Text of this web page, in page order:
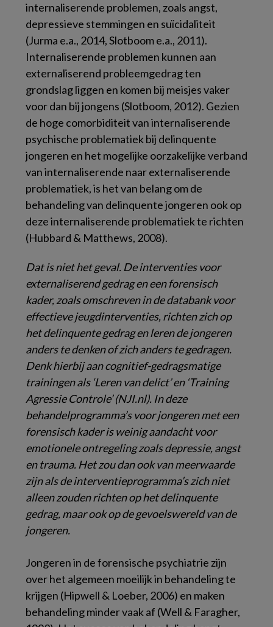
internaliserende problemen, zoals angst,
depressieve stemmingen en suïcidaliteit
(Jurma e.a., 2014, Slotboom e.a., 2011).
Internaliserende problemen kunnen aan
externaliserend probleemgedrag ten
grondslag liggen en komen bij meisjes vaker
voor dan bij jongens (Slotboom, 2012). Gezien
de hoge comorbiditeit van internaliserende
psychische problematiek bij delinquente
jongeren en het mogelijke oorzakelijke verband
van internaliserende naar externaliserende
problematiek, is het van belang om de
behandeling van delinquente jongeren ook op
deze internaliserende problematiek te richten
(Hubbard & Matthews, 2008).
Dat is niet het geval. De interventies voor
externaliserend gedrag en een forensisch
kader, zoals omschreven in de databank voor
effectieve jeugdinterventies, richten zich op
het delinquente gedrag en leren de jongeren
anders te denken of zich anders te gedragen.
Denk hierbij aan cognitief-gedragsmatige
trainingen als ‘Leren van delict’ en ‘Training
Agressie Controle’ (NJI.nl). In deze
behandelprogramma’s voor jongeren met een
forensisch kader is weinig aandacht voor
emotionele ontregeling zoals depressie, angst
en trauma. Het zou dan ook van meerwaarde
zijn als de interventieprogramma’s zich niet
alleen zouden richten op het delinquente
gedrag, maar ook op de gevoelswereld van de
jongeren.
Jongeren in de forensische psychiatrie zijn
over het algemeen moeilijk in behandeling te
krijgen (Hipwell & Loeber, 2006) en maken
behandeling minder vaak af (Well & Faragher,